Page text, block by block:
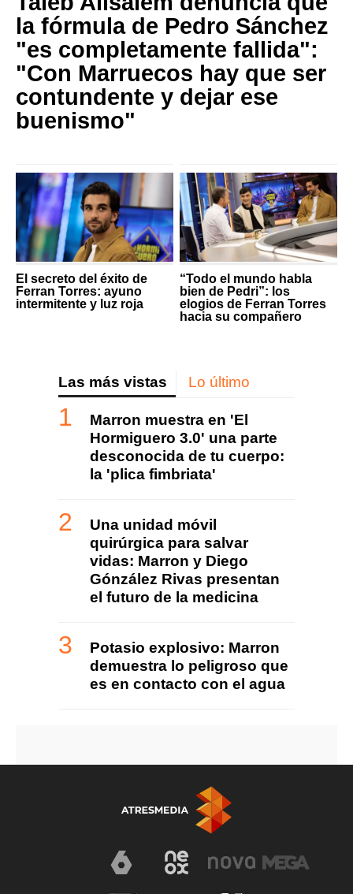
la fórmula de Pedro Sánchez
"es completamente fallida":
"Con Marruecos hay que ser
contundente y dejar ese
buenismo"
El secreto del éxito de
Ferran Torres: ayuno
intermitente y luz roja
“Todo el mundo habla
bien de Pedri”: los
elogios de Ferran Torres
hacia su compañero
Las más vistas Lo último
Marron muestra en 'El
Hormiguero 3.0' una parte
desconocida de tu cuerpo:
la 'plica fimbriata'
Una unidad móvil
quirúrgica para salvar
vidas: Marron y Diego
Gónzález Rivas presentan
el futuro de la medicina
Potasio explosivo: Marron
demuestra lo peligroso que
es en contacto con el agua